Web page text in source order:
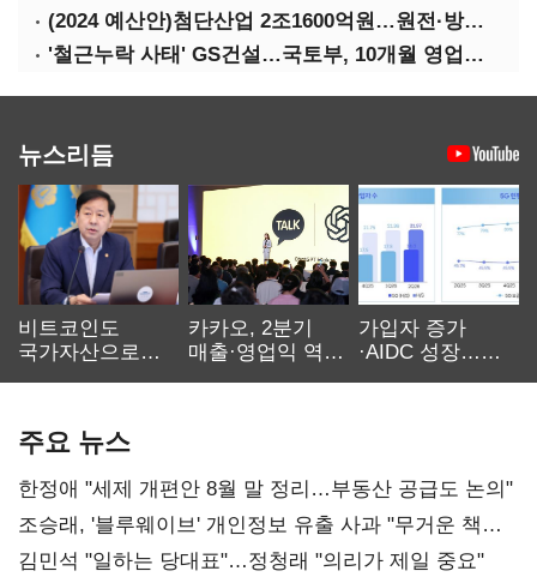
(2024 예산안)첨단산업 2조1600억원…원전·방산·플랜트에 1조3000억원
'철근누락 사태' GS건설…국토부, 10개월 영업정지 처분
뉴스리듬
비트코인도
국가자산으로…'
카카오, 2분기
매출·영업익 역대
가입자 증가
·AIDC 성장…
주요 뉴스
한정애 "세제 개편안 8월 말 정리…부동산 공급도 논의"
조승래, '블루웨이브' 개인정보 유출 사과 "무거운 책임
통감"
김민석 "일하는 당대표"…정청래 "의리가 제일 중요"